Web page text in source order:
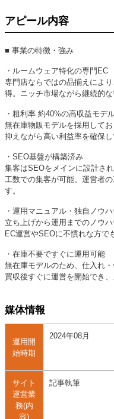
アピール内容
■ 事業の特徴・強み
・ルームウェア特化の専門EC
専門店ならではの品揃えによ
得。ニッチ市場ながら継続的な
・粗利率 約40%の高収益モデ
無在庫物販モデルを採用して
抑えながら高い利益率を確保し
・SEO基盤が構築済み
集客はSEOをメインに設計さ
工数での集客が可能。運営者
す。
・運用マニュアル・独自ノウ
立ち上げから運用までのノウ
EC運営やSEOに不慣れな方で
・在庫不要ですぐに運用可能
無在庫モデルのため、仕入れ・
買収後すぐに運営を開始でき
媒体情報
運用開
始時期
2024年08月
サイト
運営業
務(内
容)
記事執筆